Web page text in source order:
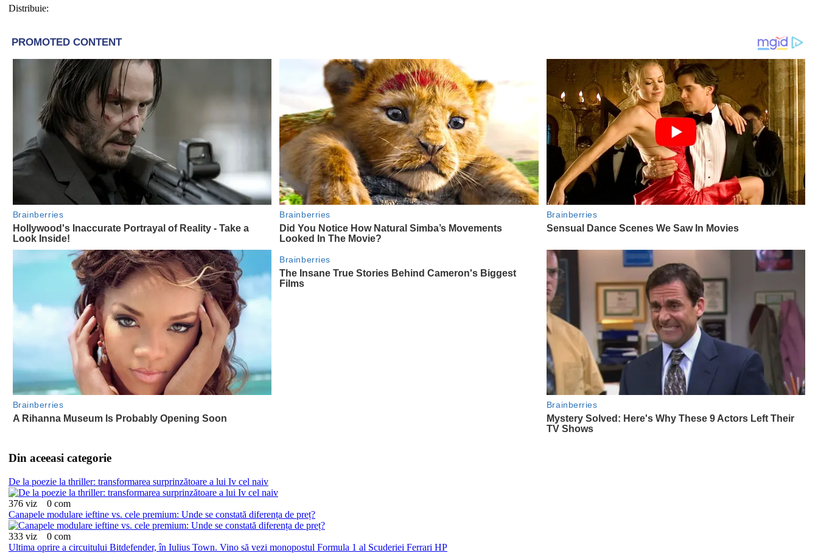
Distribuie:
Din aceeasi categorie
De la poezie la thriller: transformarea surprinzătoare a lui Iv cel naiv
376 viz
0 com
Canapele modulare ieftine vs. cele premium: Unde se constată diferența de preț?
333 viz
0 com
Ultima oprire a circuitului Bitdefender, în Iulius Town. Vino să vezi monopostul Formula 1 al Scuderiei Ferrari HP